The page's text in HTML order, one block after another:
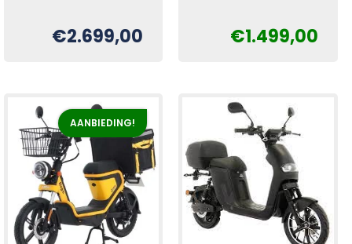
€2.699,00
Oorspronkelijke
€1.499,00
Huidige
AANBIEDING!